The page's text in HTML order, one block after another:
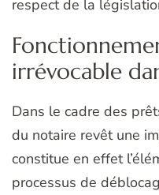
respect de la
irrévocable
Dans le cadre des
du notaire revêt une
constitue en effet
processus de